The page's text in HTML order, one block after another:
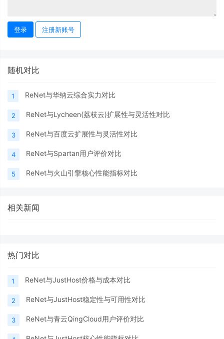
登录 注册新账号
随机对比
1 ReNet与华纳云综合实力对比
2 ReNet与Lycheen(荔枝云)扩展性与灵活性对比
3 ReNet与百度云扩展性与灵活性对比
4 ReNet与Spartan用户评价对比
5 ReNet与火山引擎核心性能指标对比
相关新闻
热门对比
1 ReNet与JustHost价格与成本对比
2 ReNet与JustHost稳定性与可用性对比
3 ReNet与青云QingCloud用户评价对比